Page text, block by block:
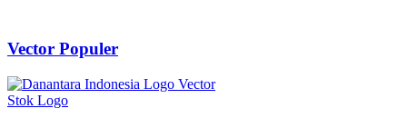
Vector Populer
Stok Logo